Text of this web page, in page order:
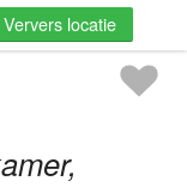
Ververs locatie